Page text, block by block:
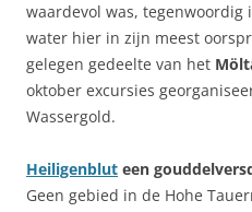
waardevol was, tegenwoordig
water hier in zijn meest
gelegen gedeelte van het
oktober excursies
Wassergold.
Heiligenblut een
Geen gebied in de Hohe